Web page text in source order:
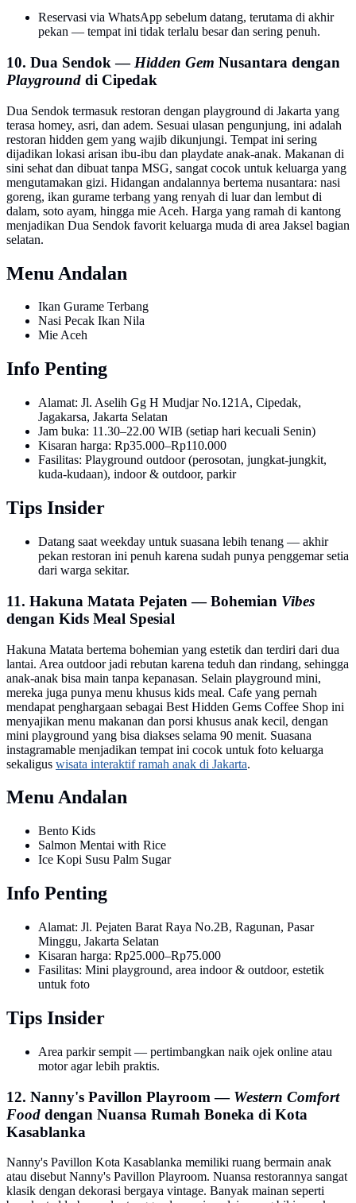
Reservasi via WhatsApp sebelum datang, terutama di akhir
pekan — tempat ini tidak terlalu besar dan sering penuh.
10. Dua Sendok — Hidden Gem Nusantara dengan
Playground di Cipedak
Dua Sendok termasuk restoran dengan playground di Jakarta yang
terasa homey, asri, dan adem. Sesuai ulasan pengunjung, ini adalah
restoran hidden gem yang wajib dikunjungi. Tempat ini sering
dijadikan lokasi arisan ibu-ibu dan playdate anak-anak. Makanan di
sini sehat dan dibuat tanpa MSG, sangat cocok untuk keluarga yang
mengutamakan gizi. Hidangan andalannya bertema nusantara: nasi
goreng, ikan gurame terbang yang renyah di luar dan lembut di
dalam, soto ayam, hingga mie Aceh. Harga yang ramah di kantong
menjadikan Dua Sendok favorit keluarga muda di area Jaksel bagian
selatan.
Menu Andalan
Ikan Gurame Terbang
Nasi Pecak Ikan Nila
Mie Aceh
Info Penting
Alamat: Jl. Aselih Gg H Mudjar No.121A, Cipedak,
Jagakarsa, Jakarta Selatan
Jam buka: 11.30–22.00 WIB (setiap hari kecuali Senin)
Kisaran harga: Rp35.000–Rp110.000
Fasilitas: Playground outdoor (perosotan, jungkat-jungkit,
kuda-kudaan), indoor & outdoor, parkir
Tips Insider
Datang saat weekday untuk suasana lebih tenang — akhir
pekan restoran ini penuh karena sudah punya penggemar setia
dari warga sekitar.
11. Hakuna Matata Pejaten — Bohemian Vibes
dengan Kids Meal Spesial
Hakuna Matata bertema bohemian yang estetik dan terdiri dari dua
lantai. Area outdoor jadi rebutan karena teduh dan rindang, sehingga
anak-anak bisa main tanpa kepanasan. Selain playground mini,
mereka juga punya menu khusus kids meal. Cafe yang pernah
mendapat penghargaan sebagai Best Hidden Gems Coffee Shop ini
menyajikan menu makanan dan porsi khusus anak kecil, dengan
mini playground yang bisa diakses selama 90 menit. Suasana
instagramable menjadikan tempat ini cocok untuk foto keluarga
sekaligus wisata interaktif ramah anak di Jakarta.
Menu Andalan
Bento Kids
Salmon Mentai with Rice
Ice Kopi Susu Palm Sugar
Info Penting
Alamat: Jl. Pejaten Barat Raya No.2B, Ragunan, Pasar
Minggu, Jakarta Selatan
Kisaran harga: Rp25.000–Rp75.000
Fasilitas: Mini playground, area indoor & outdoor, estetik
untuk foto
Tips Insider
Area parkir sempit — pertimbangkan naik ojek online atau
motor agar lebih praktis.
12. Nanny's Pavillon Playroom — Western Comfort
Food dengan Nuansa Rumah Boneka di Kota
Kasablanka
Nanny's Pavillon Kota Kasablanka memiliki ruang bermain anak
atau disebut Nanny's Pavillon Playroom. Nuansa restorannya sangat
klasik dengan dekorasi bergaya vintage. Banyak mainan seperti